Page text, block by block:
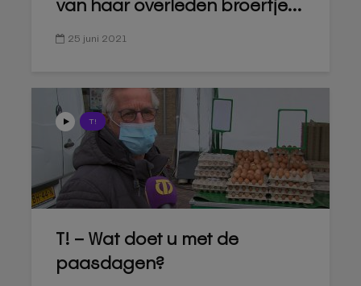
van haar overleden broertje...
25 juni 2021
T!
T! – Wat doet u met de
paasdagen?